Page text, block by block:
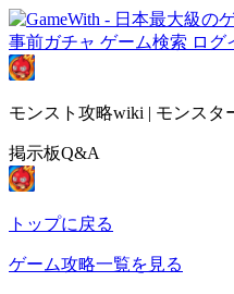
事前ガチャ ゲーム検索 ログ
モンスト攻略wiki | モンスタ
掲示板Q&A
トップに戻る
ゲーム攻略一覧を見る